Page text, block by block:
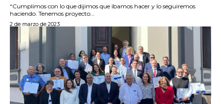
“Cumplimos con lo que dijimos que íbamos hacer y lo seguiremos
haciendo. Tenemos proyecto...
2 de marzo de 2023